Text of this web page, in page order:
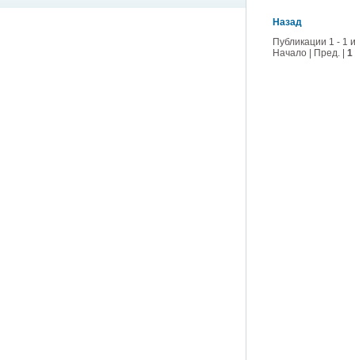
Назад
Публикации 1 - 1
Начало | Пред. | 1